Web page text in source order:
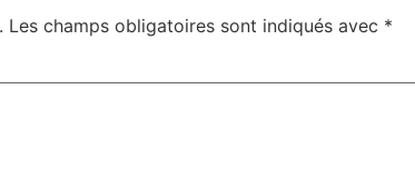
Les champs obligatoires sont indiqués avec *